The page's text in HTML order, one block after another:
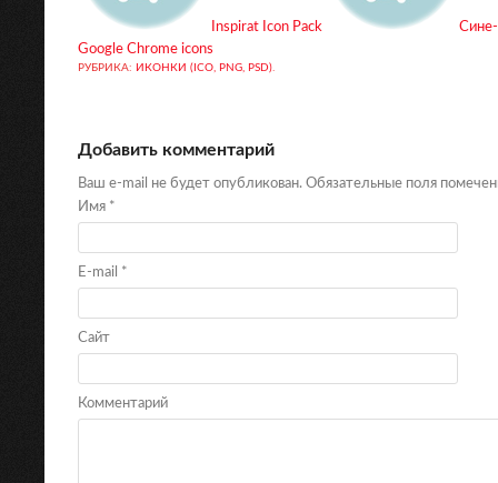
Inspirat Icon Pack
Сине-
Google Chrome icons
РУБРИКА: ИКОНКИ (ICO, PNG, PSD).
Добавить комментарий
Ваш e-mail не будет опубликован. Обязательные поля
Имя *
E-mail *
Сайт
Комментарий